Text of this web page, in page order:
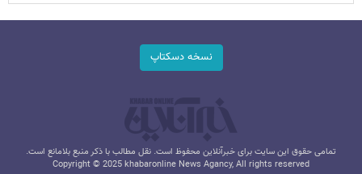
نسخه دسکتاپ
تمامی حقوق این سایت برای خبرآنلاین محفوظ است. نقل مطالب با ذکر منبع بلامانع است.
Copyright © 2025 khabaronline News Agancy, All rights reserved